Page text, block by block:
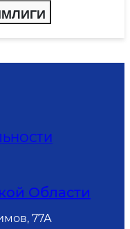
Области
77А